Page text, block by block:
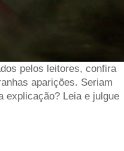
pelos leitores, confira
aparições. Seriam
explicação? Leia e julgue